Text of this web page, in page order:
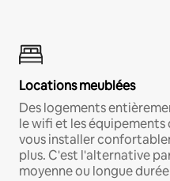
Locations meublées
Des logements
le wifi et les
vous installer
plus. C'est l'alternative
moyenne ou longue